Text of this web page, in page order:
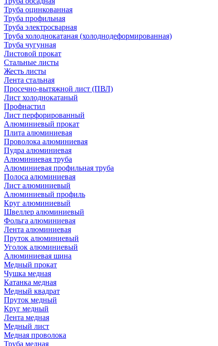
Труба оцинкованная
Труба профильная
Труба электросварная
Труба холоднокатаная (холоднодеформированная)
Труба чугунная
Листовой прокат
Стальные листы
Жесть листы
Лента стальная
Просечно-вытяжной лист (ПВЛ)
Лист холоднокатаный
Профнастил
Лист перфорированный
Алюминиевый прокат
Плита алюминиевая
Проволока алюминиевая
Пудра алюминиевая
Алюминиевая труба
Алюминиевая профильная труба
Полоса алюминиевая
Лист алюминиевый
Алюминиевый профиль
Круг алюминиевый
Швеллер алюминиевый
Фольга алюминиевая
Лента алюминиевая
Пруток алюминиевый
Уголок алюминиевый
Алюминиевая шина
Медный прокат
Чушка медная
Катанка медная
Медный квадрат
Пруток медный
Круг медный
Лента медная
Медный лист
Медная проволока
Труба медная